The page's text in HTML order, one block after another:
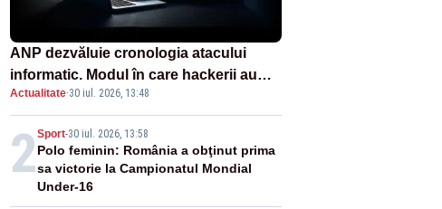
ANP dezvăluie cronologia atacului
informatic. Modul în care hackerii au
pătruns în rețea rămâne necunoscut
Actualitate·30 iul. 2026, 13:48
2Sport-30 iul. 2026, 13:58
Polo feminin: România a obţinut prima
sa victorie la Campionatul Mondial
Under-16